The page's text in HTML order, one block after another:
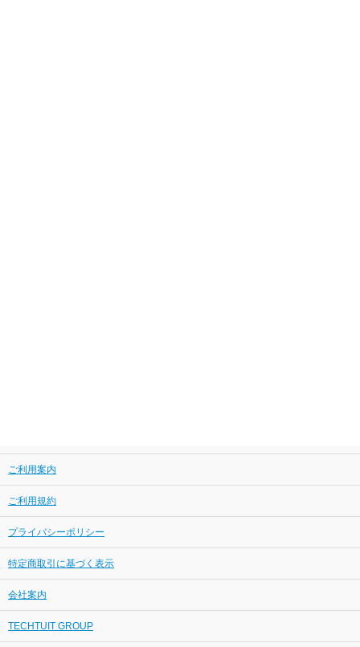
ご利用案内
ご利用規約
プライバシーポリシー
特定商取引に基づく表示
会社案内
TECHTUIT GROUP